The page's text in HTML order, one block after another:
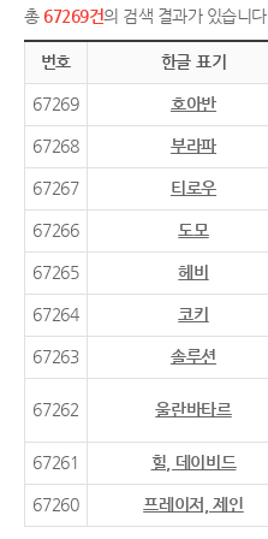
총 67269건의 검색 결과가 있습니다.
번호 한글 표기
67269 호아반
67268 부라파
67267 티로우
67266 도모
67265 헤비
67264 코키
67263 솔루션
67262 울란바타르
67261 힐, 데이비드
67260 프레이저, 제인